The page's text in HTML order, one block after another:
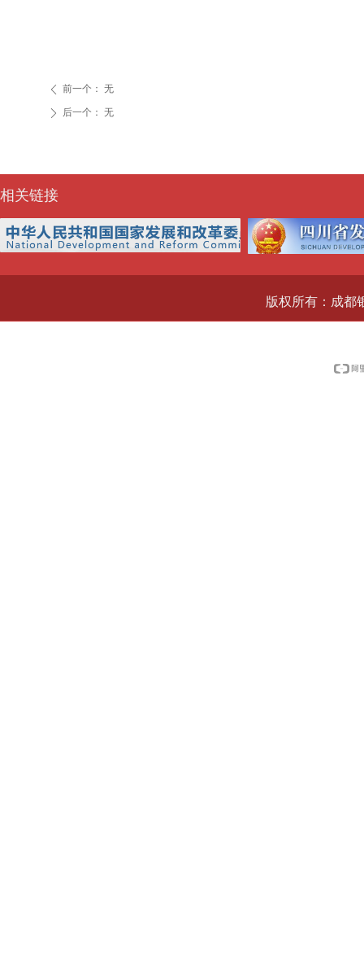
ꄲ 后一个： 无
ꄴ 前一个： 无
版权所有：成都
相关链接